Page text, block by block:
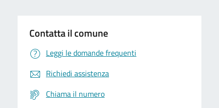
Contatta il comune
Leggi le domande frequenti
Richiedi assistenza
Chiama il numero